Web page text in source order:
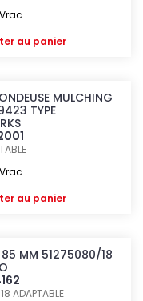
au panier
MULCHING
TYPE
au panier
85 MM 51275080/18
ADAPTABLE